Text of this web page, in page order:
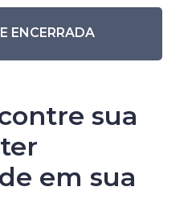
ENCERRADA
sua
em sua